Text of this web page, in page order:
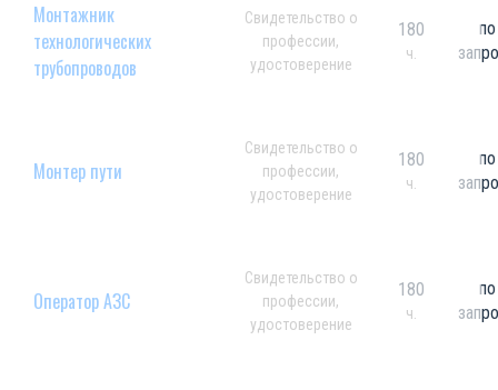
Монтажник
технологических
трубопроводов
Свидетельство о
профессии,
удостоверение
180
ч.
по
Монтер пути
Свидетельство о
профессии,
удостоверение
180
ч.
по
Оператор АЗС
Свидетельство о
профессии,
удостоверение
180
ч.
по